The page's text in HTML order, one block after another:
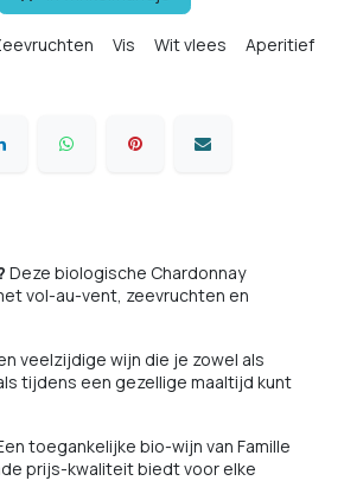
Vis Wit vlees
Aperitief
Deze biologische Chardonnay
vol-au-vent, zeevruchten en
veelzijdige wijn die je zowel als
tijdens een gezellige maaltijd kunt
toegankelijke bio-wijn van Famille
prijs-kwaliteit biedt voor elke